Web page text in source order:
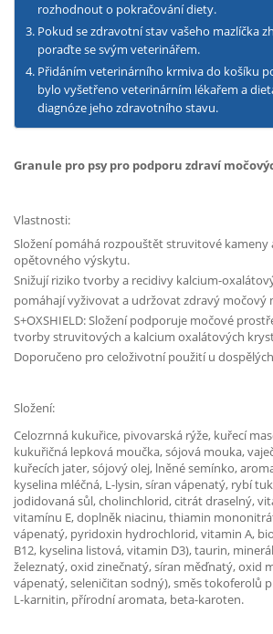
rozhodnout o pokračování diety.
Pokud se zdravotní stav vašeho mazlíčka
poraďte se svým veterinářem.
Přidáním veterinárního krmiva do košíku
bylo vyšetřeno veterinárním lékařem a
diagnóze jeho zdravotního stavu.
Granule pro psy pro podporu zdraví
Vlastnosti:
Složení pomáhá rozpouštět struvitové kameny
opětovného výskytu.
Snižují riziko tvorby a recidivy kalcium-
pomáhají vyživovat a udržovat zdravý močový
S+OXSHIELD: Složení podporuje močové
tvorby struvitových a kalcium oxalátových
Doporučeno pro celoživotní použití u
Složení:
Celozrnná kukuřice, pivovarská rýže, kuřecí
kukuřičná lepková moučka, sójová mouka,
kuřecích jater, sójový olej, lněné semínko,
kyselina mléčná, L-lysin, síran vápenatý, rybí
jodidovaná sůl, cholinchlorid, citrát draselný,
vitamínu E, doplněk niacinu, thiamin
vápenatý, pyridoxin hydrochlorid, vitamin A,
B12, kyselina listová, vitamin D3), taurin,
železnatý, oxid zinečnatý, síran měďnatý, oxid
vápenatý, seleničitan sodný), směs tokoferolů
L-karnitin, přírodní aromata, beta-karoten.